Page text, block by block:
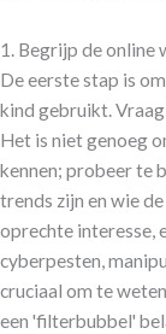
1. Begrijp de online
De eerste stap is
kind gebruikt.
Het is niet genoeg
kennen; probeer te
trends zijn en wie
oprechte interesse,
cyberpesten,
cruciaal om te
een 'filterbubbel'